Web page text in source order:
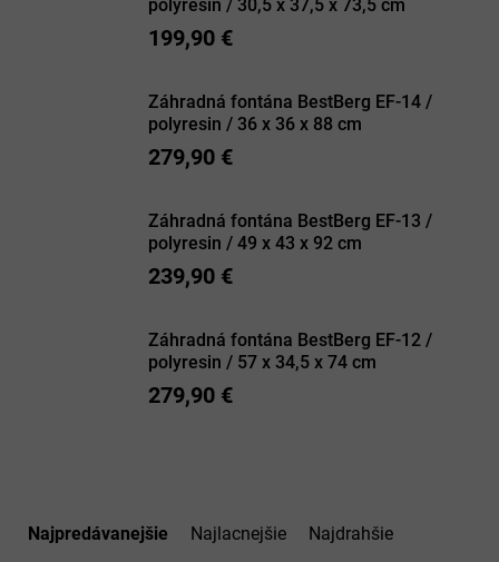
polyresin / 30,5 x 37,5 x 73,5 cm
199,90 €
Záhradná fontána BestBerg EF-14 /
polyresin / 36 x 36 x 88 cm
279,90 €
Záhradná fontána BestBerg EF-13 /
polyresin / 49 x 43 x 92 cm
239,90 €
Záhradná fontána BestBerg EF-12 /
polyresin / 57 x 34,5 x 74 cm
279,90 €
Najpredávanejšie Najlacnejšie Najdrahšie